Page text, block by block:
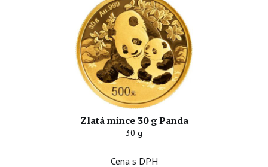
Zlatá mince 30 g Panda
30 g
Cena s DPH